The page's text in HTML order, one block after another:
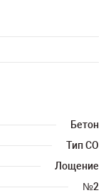
Бетон
Тип СО
Лощение
№2